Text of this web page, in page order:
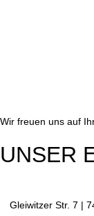
Wir freuen uns auf
UNSER
Gleiwitzer Str. 7 |